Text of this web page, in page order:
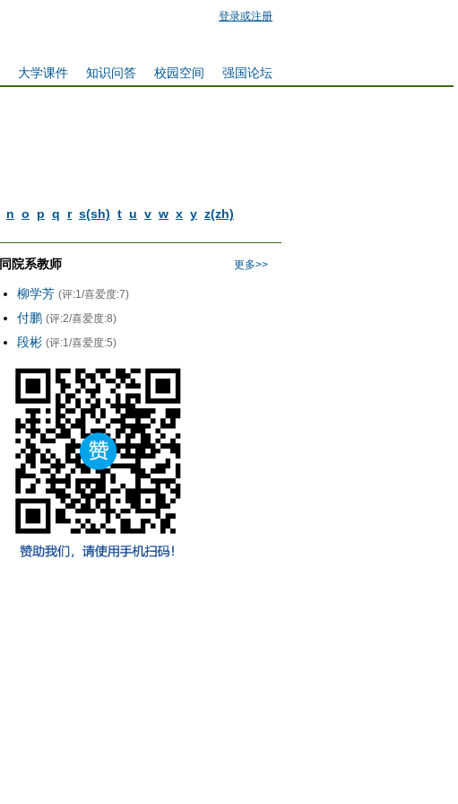
登录或注册
强国论坛
校园空间
知识问答
大学课件
n o p q r s(sh) t u v w x y z(zh)
更多>>
同院系教师
柳学芳 (评:1/喜爱度:7)
付鹏 (评:2/喜爱度:8)
段彬 (评:1/喜爱度:5)